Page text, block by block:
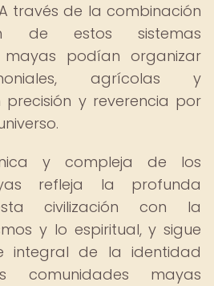
través de la combinación
de estos sistemas
mayas podían organizar
agrícolas y
y reverencia por
y compleja de los
refleja la profunda
civilización con la
y lo espiritual, y sigue
integral de la identidad
mayas